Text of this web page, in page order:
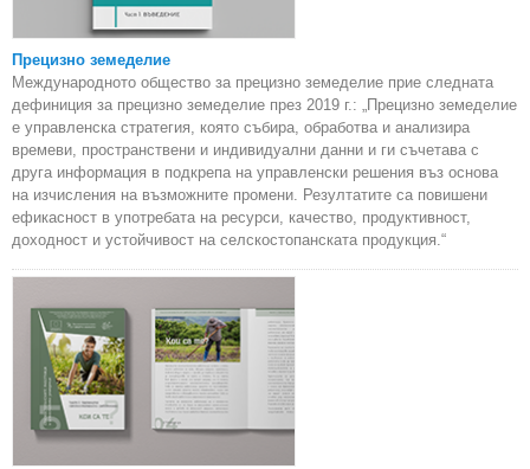
Прецизно земеделие
Международното общество за прецизно земеделие прие следната
дефиниция за прецизно земеделие през 2019 г.: „Прецизно земеделие
е управленска стратегия, която събира, обработва и анализира
времеви, пространствени и индивидуални данни и ги съчетава с
друга информация в подкрепа на управленски решения въз основа
на изчисления на възможните промени. Резултатите са повишени
ефикасност в употребата на ресурси, качество, продуктивност,
доходност и устойчивост на селскостопанската продукция.“